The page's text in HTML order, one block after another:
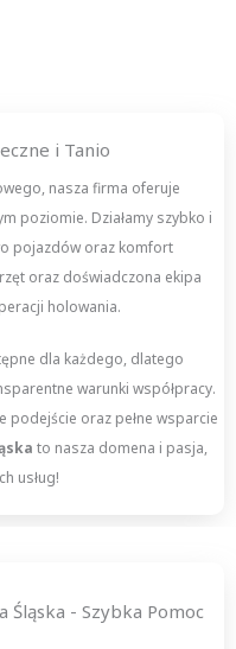
i Tanio
nasza firma oferuje
poziomie. Działamy szybko i
pojazdów oraz komfort
oraz doświadczona ekipa
holowania.
dla każdego, dlatego
warunki współpracy.
podejście oraz pełne wsparcie
to nasza domena i pasja,
usług!
- Szybka Pomoc